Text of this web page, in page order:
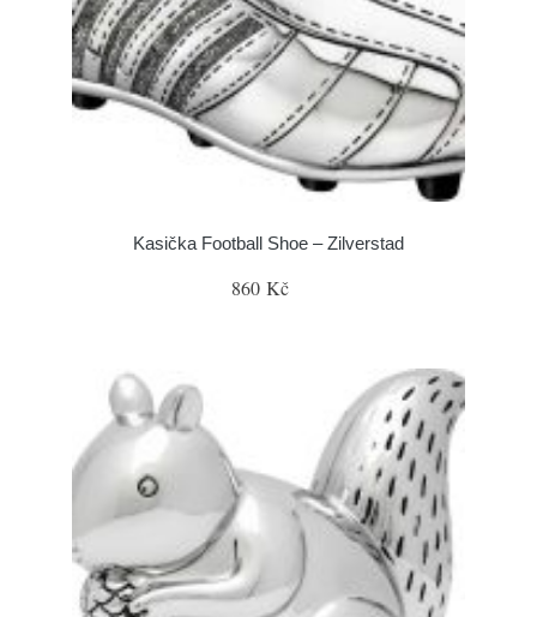
Kasička Football Shoe – Zilverstad
860 Kč